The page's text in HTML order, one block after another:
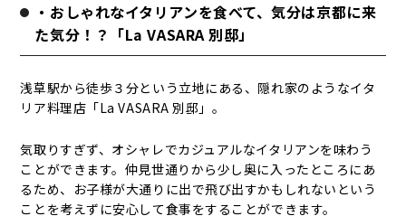
・おしゃれなイタリアンを食べて、気分は京都に来
た気分！？「La VASARA 別邸」
浅草駅から徒歩３分という立地にある、隠れ家のようなイタ
リア料理店「La VASARA 別邸」。
気取りすぎず、オシャレでカジュアルなイタリアンを味わう
ことができます。仲見世通りから少し奥に入ったところにあ
るため、お子様が大通りに出で飛び出すかもしれないという
ことを考えずに安心して食事をすることができます。